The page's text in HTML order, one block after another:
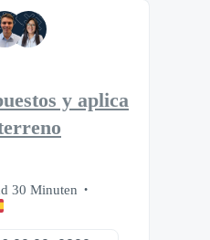
y aplica
30 Minuten